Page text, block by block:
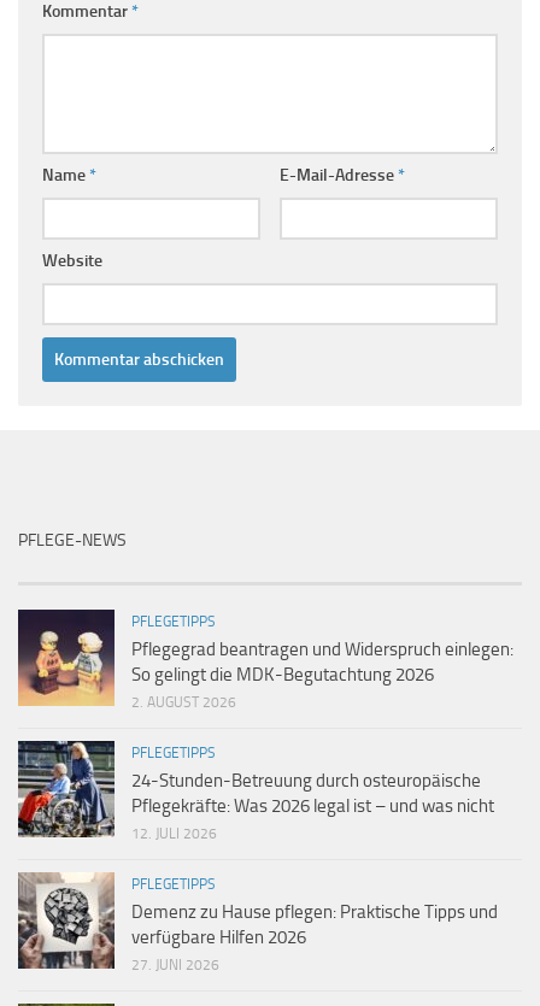
Kommentar*
Name* E-Mail-Adresse*
Website
PFLEGE-NEWS
PFLEGETIPPS
Pflegegrad beantragen und Widerspruch einlegen:
So gelingt die MDK-Begutachtung 2026
2. AUGUST 2026
PFLEGETIPPS
24-Stunden-Betreuung durch osteuropäische
Pflegekräfte: Was 2026 legal ist – und was nicht
12. JULI 2026
PFLEGETIPPS
Demenz zu Hause pflegen: Praktische Tipps und
verfügbare Hilfen 2026
27. JUNI 2026